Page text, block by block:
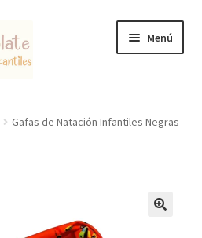
Menú
Educativa
Gafas de Natación Infantiles Negras